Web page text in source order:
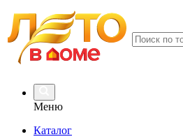
Меню
Каталог